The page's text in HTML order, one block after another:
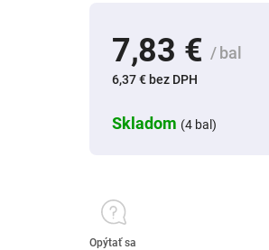
7,83 € / bal
6,37 € bez DPH
Skladom (4 bal)
Opýtať sa